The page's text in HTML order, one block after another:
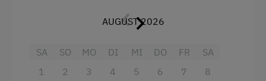
Aussicht auf eine Berglandschaft
Fernseher
AUGUST 2026
SA
1
SO
2
MO
3
DI
4
MI
5
DO
6
FR
7
SA
8